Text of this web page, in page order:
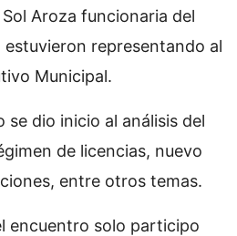
Aroza funcionaria del
estuvieron representando al
Municipal.
se dio inicio al análisis del
de licencias, nuevo
entre otros temas.
encuentro solo participo